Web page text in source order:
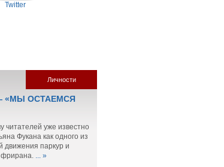
Twitter
Личности
«МЫ ОСТАЕМСЯ
читателей уже известно
Фукана как одного из
движения паркур и
фрирана. ... »